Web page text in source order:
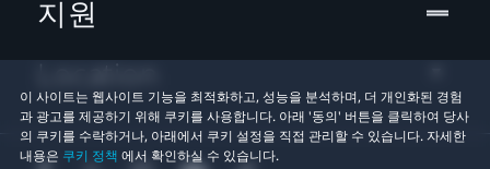
이 사이트는 웹사이트 기능을 최적화하고, 성능을 분석하며, 더 개인화된 경험
과 광고를 제공하기 위해 쿠키를 사용합니다. 아래 '동의' 버튼을 클릭하여 당사
의 쿠키를 수락하거나, 아래에서 쿠키 설정을 직접 관리할 수 있습니다. 자세한
내용은 쿠키 정책 에서 확인하실 수 있습니다.
지원
Location